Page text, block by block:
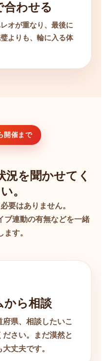
合わせる
オが重なり、最後に
よりも、輪に入る体
開催まで
況を聞かせてく
。
要はありません。
ブ連動の有無などを一緒
ます。
から相談
府県、相談したいこ
ださい。まだ漠然と
丈夫です。